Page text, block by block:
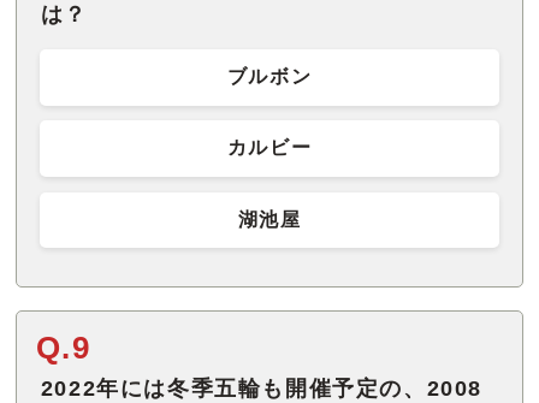
は？
ブルボン
カルビー
湖池屋
Q.9
2022年には冬季五輪も開催予定の、2008